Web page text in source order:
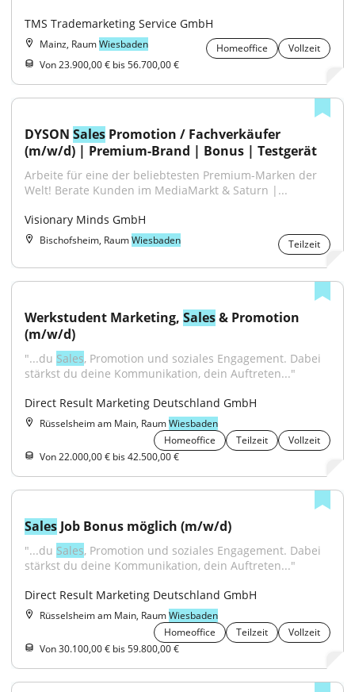
TMS Trademarketing Service GmbH
Mainz, RaumWiesbaden Homeoffice
Vollzeit
Von 23.900,00 € bis 56.700,00 €
DYSON Sales Promotion / Fachverkäufer
(m/w/d) | Premium-Brand | Bonus | Testgerät
Arbeite für eine der beliebtesten Premium-Marken der
Welt! Berate Kunden im MediaMarkt & Saturn |...
Visionary Minds GmbH
Bischofsheim, RaumWiesbaden Teilzeit
Werkstudent Marketing, Sales & Promotion
(m/w/d)
"...du Sales, Promotion und soziales Engagement. Dabei
stärkst du deine Kommunikation, dein Auftreten..."
Direct Result Marketing Deutschland GmbH
Rüsselsheim am Main, RaumWiesbaden
Homeoffice
Teilzeit
Vollzeit
Von 22.000,00 € bis 42.500,00 €
Sales Job Bonus möglich (m/w/d)
"...du Sales, Promotion und soziales Engagement. Dabei
stärkst du deine Kommunikation, dein Auftreten..."
Direct Result Marketing Deutschland GmbH
Rüsselsheim am Main, RaumWiesbaden
Homeoffice
Teilzeit
Vollzeit
Von 30.100,00 € bis 59.800,00 €